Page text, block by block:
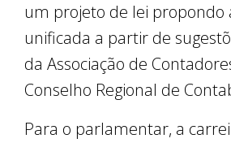
um projeto de lei propondo
unificada a partir de
da Associação de
Conselho Regional de
Para o parlamentar, a